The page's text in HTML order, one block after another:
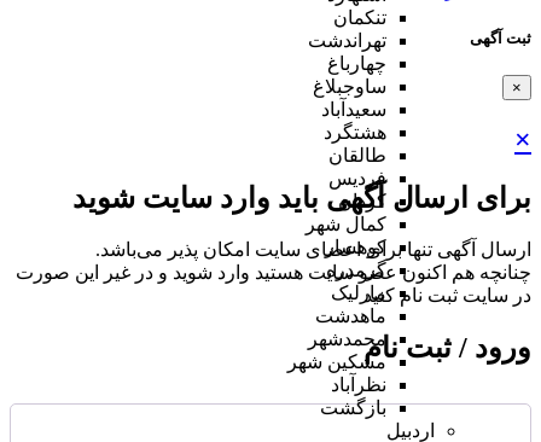
ثبت آگهی
×
×
برای ارسال آگهی باید وارد سایت شوید
ارسال آگهی تنها برای اعضای سایت امکان پذیر می‌باشد.
چنانچه هم‌ اکنون عضو سایت هستید وارد شوید و در غیر این صورت
در سایت ثبت نام کنید
ورود / ثبت نام
تنکمان
تهراندشت
چهارباغ
ساوجبلاغ
سعیدآباد
هشتگرد
طالقان
فردیس
کردان
کمال شهر
کوهسار
گرمدره
مارلیک
ماهدشت
محمدشهر
مشکین شهر
نظرآباد
بازگشت
اردبیل